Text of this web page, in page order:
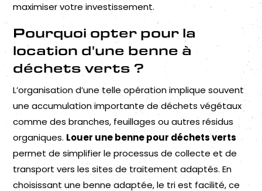
maximiser votre investissement.
Pourquoi opter pour la
location d'une benne à
déchets verts ?
L’organisation d’une telle opération implique souvent
une accumulation importante de déchets végétaux
comme des branches, feuillages ou autres résidus
organiques. Louer une benne pour déchets verts
permet de simplifier le processus de collecte et de
transport vers les sites de traitement adaptés. En
choisissant une benne adaptée, le tri est facilité, ce